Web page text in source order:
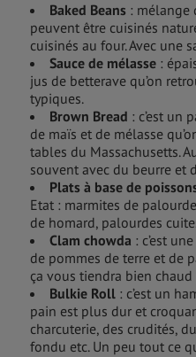
Baked Beans : mélange
peuvent être cuisinés
cuisinés au four. Avec une
Sauce de mélasse :
jus de betterave qu’on
typiques.
Brown Bread : c’est un
de maïs et de mélasse
tables du Massachusetts.
souvent avec du beurre et
Plats à base de
Etat : marmites de
de homard, palourdes
Clam chowda : c’est
de pommes de terre et de
ça vous tiendra bien chaud
Bulkie Roll : c’est un
pain est plus dur et
charcuterie, des crudités,
fondu etc. Un peu tout ce